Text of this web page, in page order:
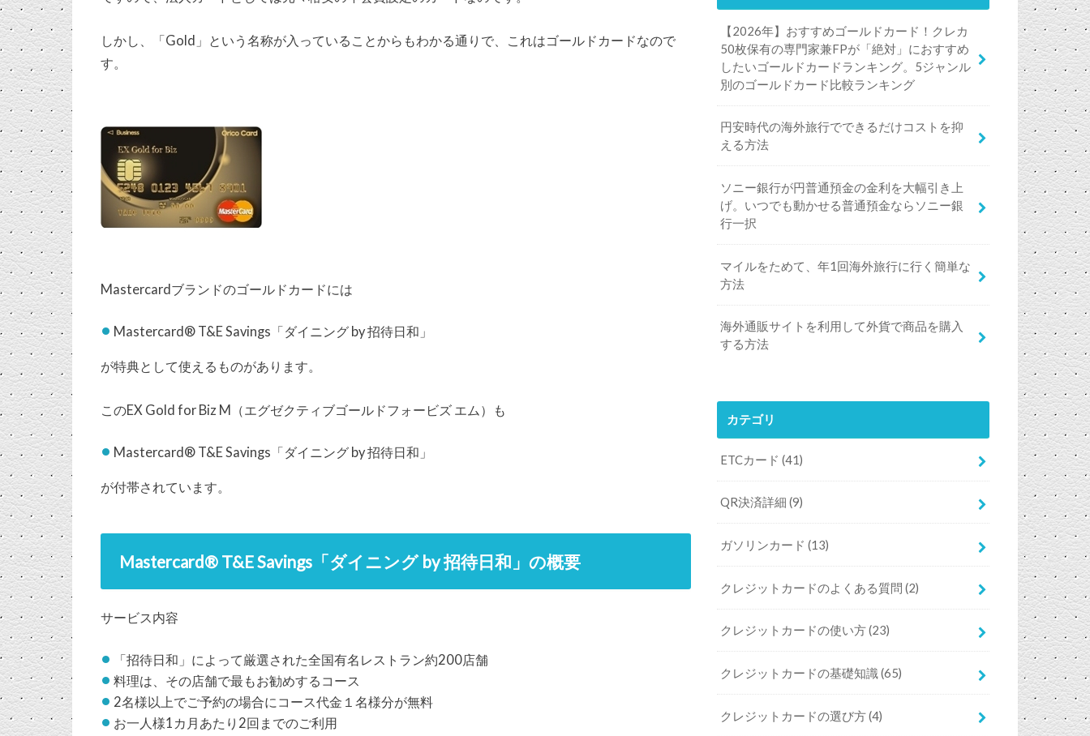
しかし、「Gold」という名称が入っていることからもわかる通りで、これはゴールドカードなので
す。
Mastercardブランドのゴールドカードには
Mastercard® T&E Savings「ダイニング by 招待日和」
が特典として使えるものがあります。
このEX Gold for Biz M（エグゼクティブゴールドフォービズ エム）も
Mastercard® T&E Savings「ダイニング by 招待日和」
が付帯されています。
Mastercard® T&E Savings「ダイニング by 招待日和」の概要
サービス内容
「招待日和」によって厳選された全国有名レストラン約200店舗
料理は、その店舗で最もお勧めするコース
2名様以上でご予約の場合にコース代金１名様分が無料
お一人様1カ月あたり2回までのご利用
【2026年】おすすめゴールドカード！クレカ
50枚保有の専門家兼FPが「絶対」におすすめ
したいゴールドカードランキング。5ジャンル
別のゴールドカード比較ランキング
円安時代の海外旅行でできるだけコストを抑
える方法
ソニー銀行が円普通預金の金利を大幅引き上
げ。いつでも動かせる普通預金ならソニー銀
行一択
マイルをためて、年1回海外旅行に行く簡単な
方法
海外通販サイトを利用して外貨で商品を購入
する方法
カテゴリ
ETCカード(41)
QR決済詳細(9)
ガソリンカード(13)
クレジットカードのよくある質問(2)
クレジットカードの使い方(23)
クレジットカードの基礎知識(65)
クレジットカードの選び方(4)